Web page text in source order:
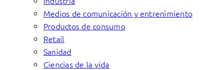
Medios de comunicación y entrenimiento
Productos de consumo
Retail
Sanidad
Ciencias de la vida